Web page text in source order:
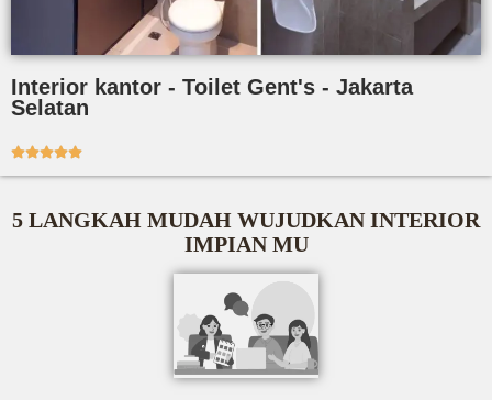
Interior kantor - Toilet Gent's - Jakarta
Selatan

5 LANGKAH MUDAH WUJUDKAN INTERIOR
IMPIAN MU